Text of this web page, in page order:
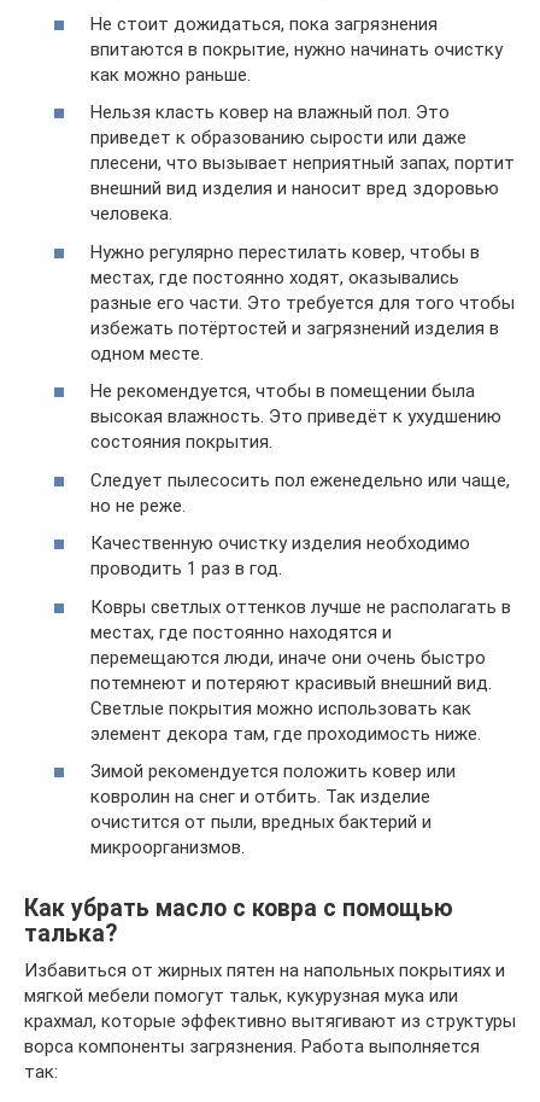
Не стоит дожидаться, пока загрязнения
впитаются в покрытие, нужно начинать очистку
как можно раньше.
Нельзя класть ковер на влажный пол. Это
приведет к образованию сырости или даже
плесени, что вызывает неприятный запах, портит
внешний вид изделия и наносит вред здоровью
человека.
Нужно регулярно перестилать ковер, чтобы в
местах, где постоянно ходят, оказывались
разные его части. Это требуется для того чтобы
избежать потёртостей и загрязнений изделия в
одном месте.
Не рекомендуется, чтобы в помещении была
высокая влажность. Это приведёт к ухудшению
состояния покрытия.
Следует пылесосить пол еженедельно или чаще,
но не реже.
Качественную очистку изделия необходимо
проводить 1 раз в год.
Ковры светлых оттенков лучше не располагать в
местах, где постоянно находятся и
перемещаются люди, иначе они очень быстро
потемнеют и потеряют красивый внешний вид.
Светлые покрытия можно использовать как
элемент декора там, где проходимость ниже.
Зимой рекомендуется положить ковер или
ковролин на снег и отбить. Так изделие
очистится от пыли, вредных бактерий и
микроорганизмов.
Как убрать масло с ковра с помощью
талька?
Избавиться от жирных пятен на напольных покрытиях и
мягкой мебели помогут тальк, кукурузная мука или
крахмал, которые эффективно вытягивают из структуры
ворса компоненты загрязнения. Работа выполняется
так: